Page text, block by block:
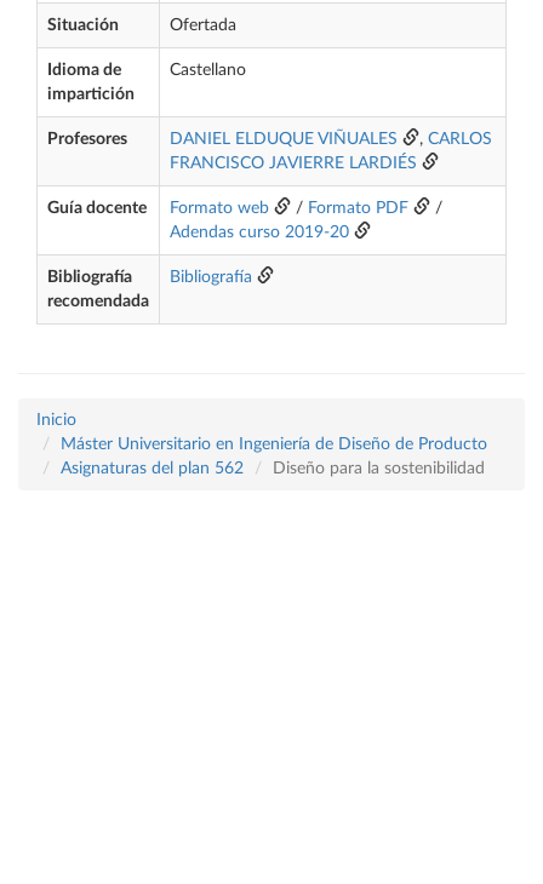
Situación Ofertada
Idioma de
impartición
Castellano
Profesores DANIEL ELDUQUE VIÑUALES , CARLOS
FRANCISCO JAVIERRE LARDIÉS
Guía docente Formato web / Formato PDF
/
Adendas curso 2019-20
Bibliografía
recomendada
Bibliografía
Inicio
Máster Universitario en Ingeniería de Diseño de Producto
Asignaturas del plan 562
Diseño para la sostenibilidad